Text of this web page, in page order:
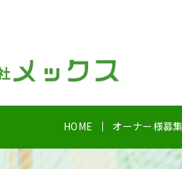
HOME オーナー様募集